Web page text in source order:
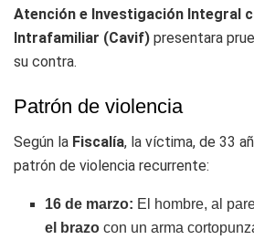
Atención e Investigación Integral
Intrafamiliar (Cavif) presentara
su contra.
Patrón de violencia
Según la Fiscalía, la víctima, de 33
patrón de violencia recurrente:
16 de marzo: El hombre, al
el brazo con un arma